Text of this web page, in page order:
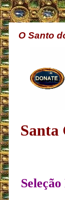
O Santo
Santa